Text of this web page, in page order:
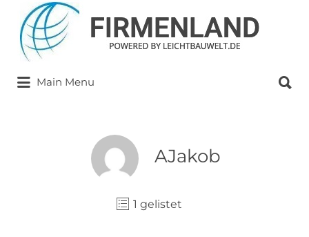
Suchen
nach:
Main Menu
nach:
AJakob
1 gelistet